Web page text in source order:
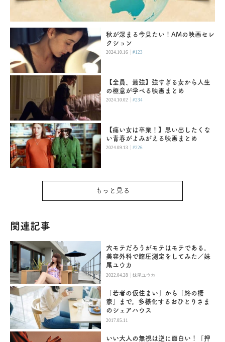
秋が深まる今見たい！AMの映画セレ
クション
2024.10.16 |#123
【全員、最強】強すぎる女から人生
の極意が学べる映画まとめ
2024.10.02 |#234
【痛い女は卒業！】思い出したくな
い青春がよみがえる映画まとめ
2024.09.13 |#226
もっと見る
関連記事
穴モテだろうがモテはモテである。
美容外科で膣圧測定をしてみた／妹
尾ユウカ
2022.04.28 |妹尾ユウカ
「若者の仮住まい」から「終の棲
家」まで。多様化するおひとりさま
のシェアハウス
2017.05.11
いい大人の無視は逆に面白い！「押